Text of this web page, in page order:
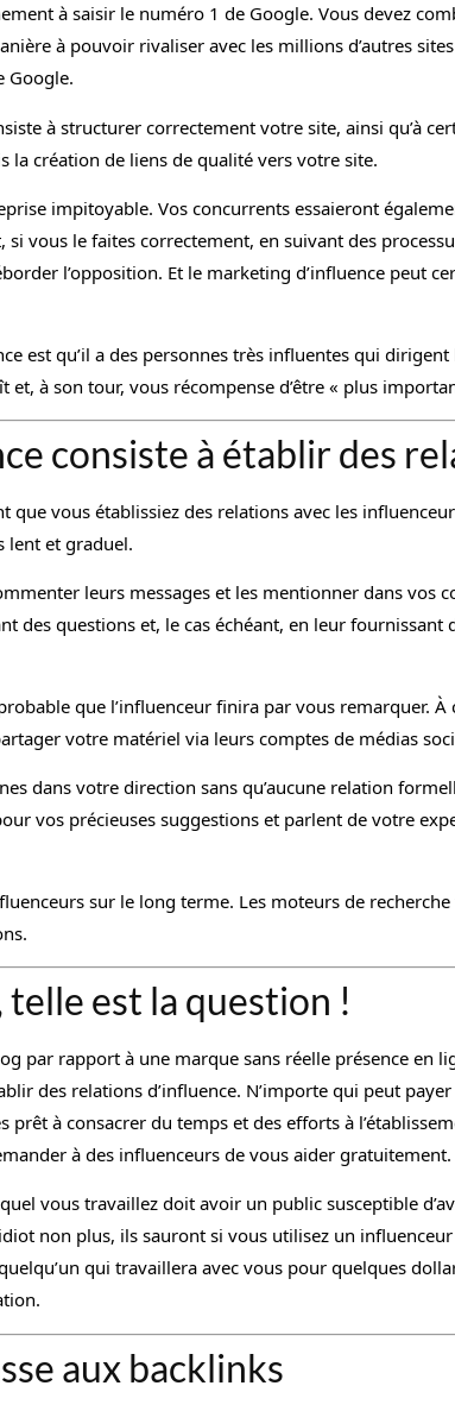
à saisir le numéro 1 de Google. Vous devez
à pouvoir rivaliser avec les millions d’autres
Google.
à structurer correctement votre site, ainsi qu’à
la création de liens de qualité vers votre site.
impitoyable. Vos concurrents essaieront
si vous le faites correctement, en suivant des
l’opposition. Et le marketing d’influence peut
est qu’il a des personnes très influentes qui dirigent
à son tour, vous récompense d’être « plus
consiste à établir des
que vous établissiez des relations avec les
lent et graduel.
leurs messages et les mentionner dans vos
des questions et, le cas échéant, en leur fournissant
que l’influenceur finira par vous remarquer. À
votre matériel via leurs comptes de médias
dans votre direction sans qu’aucune relation
vos précieuses suggestions et parlent de votre
sur le long terme. Les moteurs de
telle est la question !
par rapport à une marque sans réelle présence en
des relations d’influence. N’importe qui peut
à consacrer du temps et des efforts à
à des influenceurs de vous aider gratuitement.
vous travaillez doit avoir un public susceptible
non plus, ils sauront si vous utilisez un
qui travaillera avec vous pour quelques
aux backlinks